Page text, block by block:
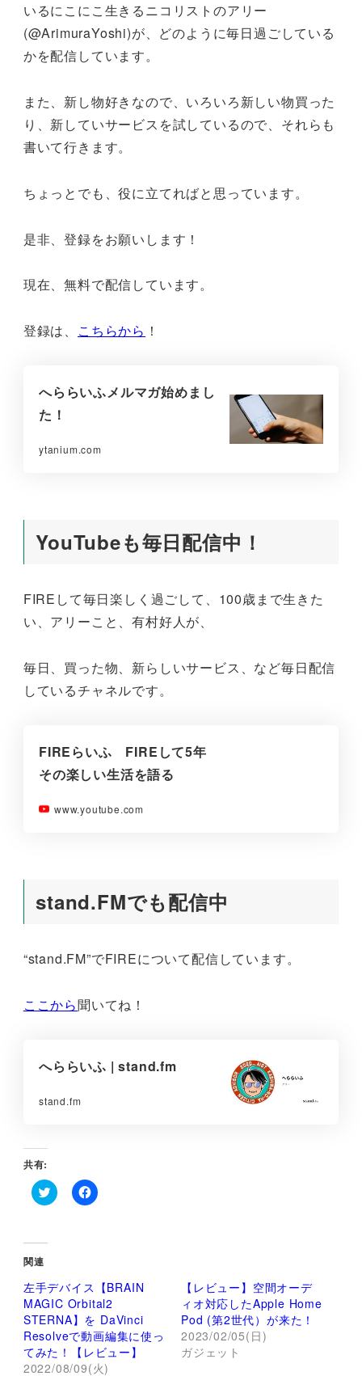
いるにこにこ生きるニコリストのアリー
(@ArimuraYoshi)が、どのように毎日過ごしている
かを配信しています。
また、新し物好きなので、いろいろ新しい物買った
り、新していサービスを試しているので、それらも
書いて行きます。
ちょっとでも、役に立てればと思っています。
是非、登録をお願いします！
現在、無料で配信しています。
登録は、 こちらから ！
へららいふメルマガ始めまし
た！
ytanium.com
YouTubeも毎日配信中！
FIREして毎日楽しく過ごして、100歳まで生きた
い、アリーこと、有村好人が、
毎日、買った物、新らしいサービス、など毎日配信
しているチャネルです。
FIREらいふ FIREして5年
その楽しい生活を語る
www.youtube.com
stand.FMでも配信中
“stand.FM”でFIREについて配信しています。
ここから聞いてね！
へららいふ | stand.fm
stand.fm
共有:
ク
し
て
T
i
t
t
e
r
で
共
有
(
F
で
共
有
す
る
に
は
ク
リ
関連
左手デバイス【BRAIN
MAGIC Orbital2
STERNA】を DaVinci
Resolveで動画編集に使っ
てみた！【レビュー】
2022/08/09(火)
【レビュー】空間オーデ
ィオ対応したApple Home
Pod (第2世代）が来た！
2023/02/05(日)
ガジェット